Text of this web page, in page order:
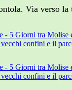
Via verso la